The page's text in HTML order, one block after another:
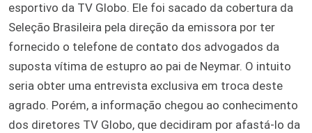
esportivo da TV Globo. Ele foi sacado da cobertura da
Seleção Brasileira pela direção da emissora por ter
fornecido o telefone de contato dos advogados da
suposta vítima de estupro ao pai de Neymar. O intuito
seria obter uma entrevista exclusiva em troca deste
agrado. Porém, a informação chegou ao conhecimento
dos diretores TV Globo, que decidiram por afastá-lo da